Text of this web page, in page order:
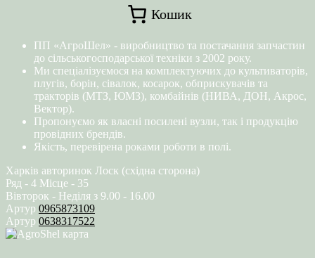
Кошик
ПП «АгроШел» - виробництво та постачання запчастин
до сільськогосподарської техніки з 2002 року.
Ми спеціалізуємося на комплектуючих до культиваторів,
плугів, борін, сівалок, косарок, обприскувачів та
тракторів (МТЗ, ЮМЗ), комбайнів (НИВА, ДОН, Акрос,
Вектор).
Пропонуємо як власні посилені вузли, так і продукцію
провідних брендів.
Якість, перевірена роками роботи в полі.
Харків авторинок Лоск (східна сторона)
Ряд - 4 Місце - 35
Вівторок - Неділя з 9.00 - 16.00
Артур 0965873109
Артур 0638317522